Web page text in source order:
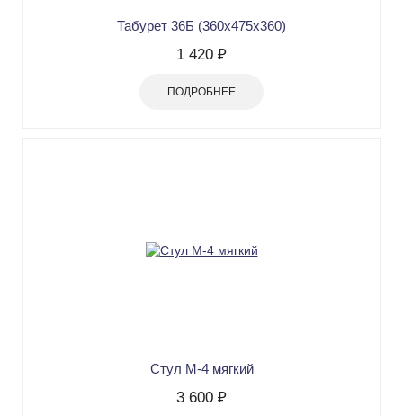
Табурет 36Б (360х475х360)
1 420 ₽
ПОДРОБНЕЕ
Стул М-4 мягкий
3 600 ₽